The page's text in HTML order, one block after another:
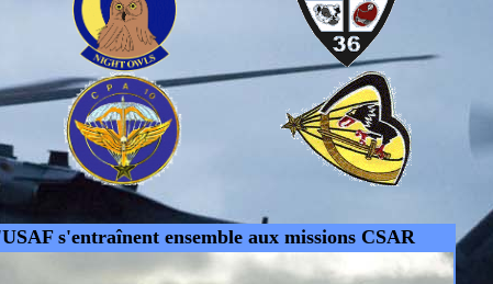
s'entraînent ensemble aux missions CSAR